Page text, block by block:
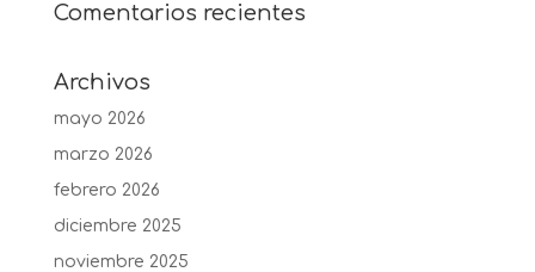
Comentarios recientes
Archivos
mayo 2026
marzo 2026
febrero 2026
diciembre 2025
noviembre 2025